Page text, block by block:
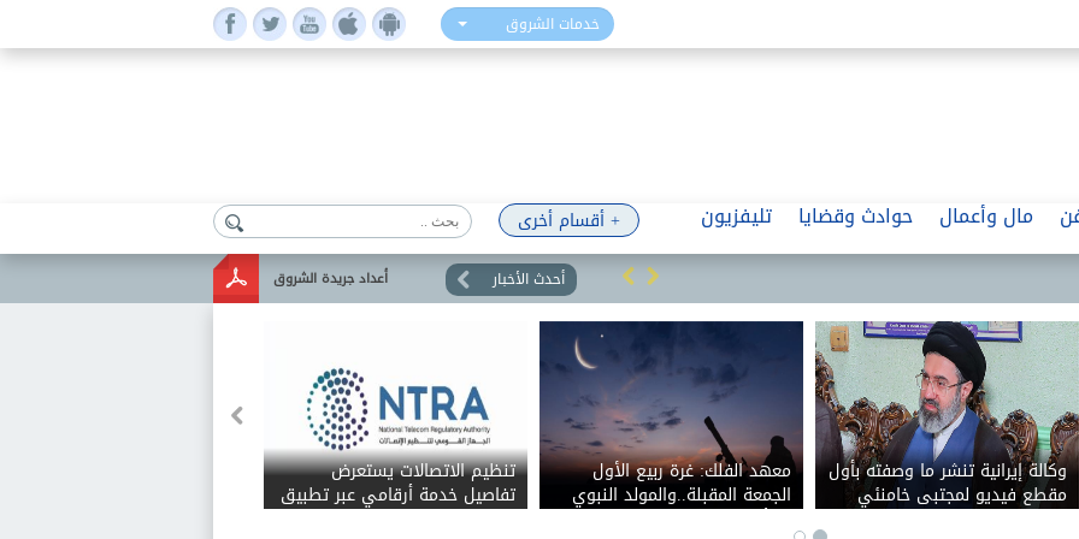
خدمات الشروق
+ أقسام أخرى مال وأعمال حوادث وقضايا تليفزيون
أعداد جريدة الشروق أحدث الأخبار
تعلن استهداف مصفاة
أرامكو السعودية في
وكالة إيرانية تنشر ما وصفته بأول
مقطع فيديو لمجتبى خامنئي
منذ بدء الحرب
معهد الفلك: غرة ربيع الأول
الجمعة المقبلة..والمولد النبوي
25 أغسطس
تنظيم الاتصالات يستعرض
تفاصيل خدمة أرقامي عبر تطبيق
My NTRA